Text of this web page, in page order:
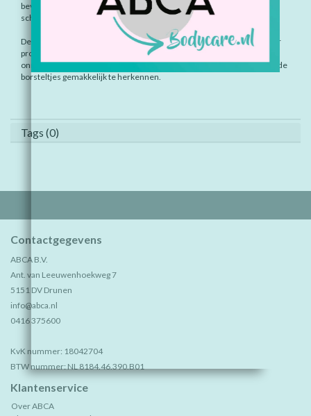
bevat een roestvrijstalen kern met plastic bedekt, om galvanische
schokjes te voorkomen.
De verbinding tussen de grip en het borsteltje is door een revolutionair
productieproces zo vervaardigd dat scheiding van beide delen
onmogelijk is. Door het gebruik van diverse kleuren zijn de maten van de
borsteltjes gemakkelijk te herkennen.
Tags (0)
Contactgegevens
ABCA B.V.
Ant. van Leeuwenhoekweg 7
5151 DV Drunen
info@abca.nl
0416 375600
KvK nummer: 18042704
BTW nummer: NL 8184.46.390.B01
Klantenservice
Over ABCA